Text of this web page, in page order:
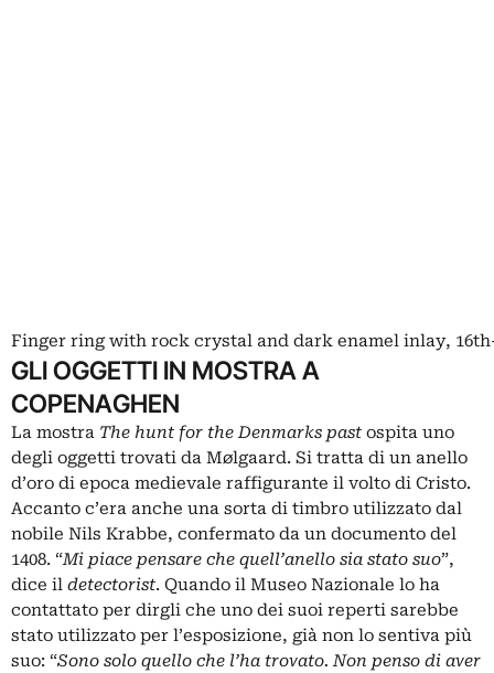
Finger ring with rock crystal and dark enamel inlay,
GLI OGGETTI IN MOSTRA A
COPENAGHEN
La mostra The hunt for the Denmarks past ospita uno
degli oggetti trovati da Mølgaard. Si tratta di un anello
d’oro di epoca medievale raffigurante il volto di Cristo.
Accanto c’era anche una sorta di timbro utilizzato dal
nobile Nils Krabbe, confermato da un documento del
1408. “Mi piace pensare che quell’anello sia stato suo”,
dice il detectorist. Quando il Museo Nazionale lo ha
contattato per dirgli che uno dei suoi reperti sarebbe
stato utilizzato per l’esposizione, già non lo sentiva più
suo: “Sono solo quello che l’ha trovato. Non penso di aver